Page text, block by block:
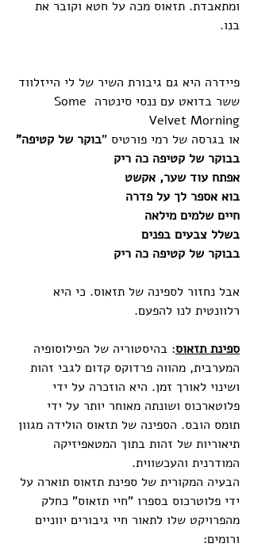
ומתאבדת. תזאוס מכה על חטא וקובר את
בנו.
פיידרה היא גם גיבורת השיר של לי הייזלווד
ששר בדואט עם ננסי סינטרה Some
Velvet Morning
או בגרסה של רמי פורטיס "בוקר של קטיפה"
בבוקר של קטיפה כה ריק
אפתח עוד שער, אקשט
בוא אספר לך על פדרה
חיים שלמים מילאה
בשלל צבעים בפנים
בבוקר של קטיפה כה ריק
אבל נחזור לספינה של תזאוס. כי היא
רלוונטית לנו להפעם.
ספינת תזאוס: בהיסטוריה של הפילוסופיה
המערבית, מהווה פרדוקס קדום לגבי זהות
ושינוי לאורך זמן. היא הוזכרה על ידי
פלוטארכוס ושונתה מאוחר יותר על ידי
תומס הובס. הספינה של תזאוס הולידה מגוון
תיאוריות של זהות בתוך המטאפיזיקה
המודרנית והעכשווית.
הבעיה המקורית של ספינת תזאוס תוארה על
ידי פלוטרכוס בספרו "חיי תזאוס" כחלק
מהפרויקט שלו לתאור חיי גיבורים יווניים
ורומים: